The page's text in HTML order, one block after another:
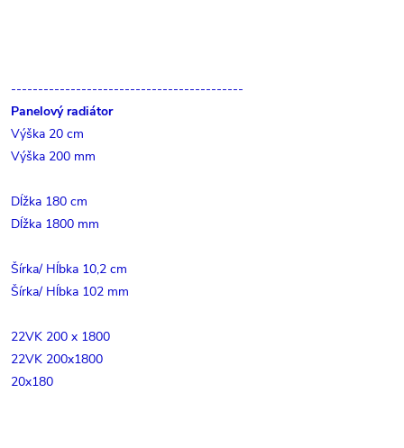
-------------------------------------------
Panelový radiátor
Výška 20 cm
Výška 200 mm
Dĺžka 180 cm
Dĺžka 1800 mm
Šírka/ Hĺbka 10,2 cm
Šírka/ Hĺbka 102 mm
22VK 200 x 1800
22VK 200x1800
20x180